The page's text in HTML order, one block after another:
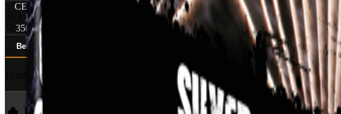
CE Godkendt
Dansk distributør
World Of Fireworks
350+ produkter
Beskrivelse
Et mindre 25-skuds batteri med 25 mm rør fra Pyroshow.